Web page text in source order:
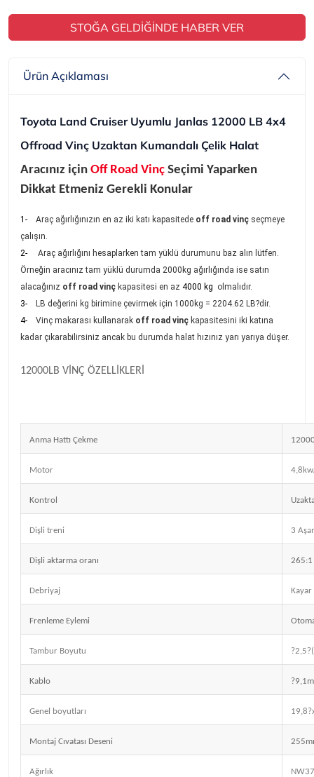
STOĞA GELDİĞİNDE HABER VER
Ürün Açıklaması
Toyota Land Cruiser Uyumlu Janlas 12000 LB 4x4
Offroad Vinç Uzaktan Kumandalı Çelik Halat
Aracınız için Off Road Vinç Seçimi Yaparken
Dikkat Etmeniz Gerekli Konular
1 - Araç ağırlığınızın en az iki katı kapasitede off road vinç seçmeye
çalışın.
2- Araç ağırlığını hesaplarken tam yüklü durumunu baz alın lütfen.
Örneğin aracınız tam yüklü durumda 2000kg ağırlığında ise satın
alacağınız off road vinç kapasitesi en az 4000 kg olmalıdır.
3-
LB değerini kg birimine çevirmek için 1000kg = 2204.62 LB?dir.
4- Vinç makarası kullanarak off road vinç kapasitesini iki katına
kadar çıkarabilirsiniz ancak bu durumda halat hızınız yarı yarıya düşer.
12000LB VİNÇ ÖZELLİKLERİ
Anma Hattı Çekme
Motor
Kontrol
Dişli treni 3
Dişli aktarma oranı 265:1
Debriyaj Kayar
Frenleme Eylemi
Tambur Boyutu
Kablo
Genel boyutları
Montaj Cıvatası Deseni
Ağırlık